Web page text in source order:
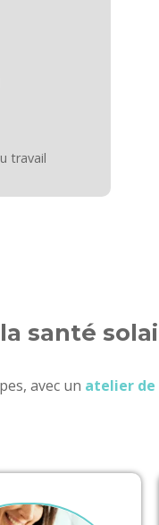
travail
santé
avec un atelier de